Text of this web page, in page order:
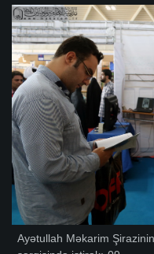
Ayətullah Məkarim